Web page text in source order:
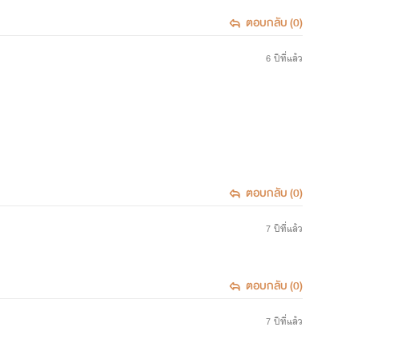
ตอบกลับ (0)
6 ปีที่แล้ว
ตอบกลับ (0)
7 ปีที่แล้ว
ตอบกลับ (0)
7 ปีที่แล้ว